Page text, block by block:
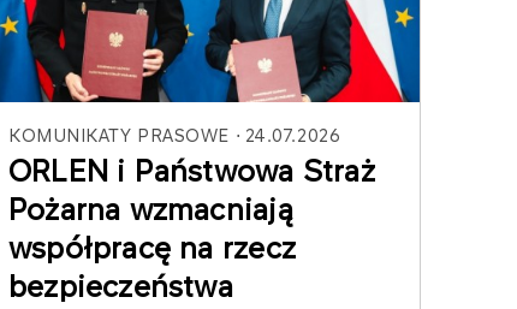
KOMUNIKATY PRASOWE 24.07.2026
ORLEN i Państwowa Straż
Pożarna wzmacniają
współpracę na rzecz
bezpieczeństwa